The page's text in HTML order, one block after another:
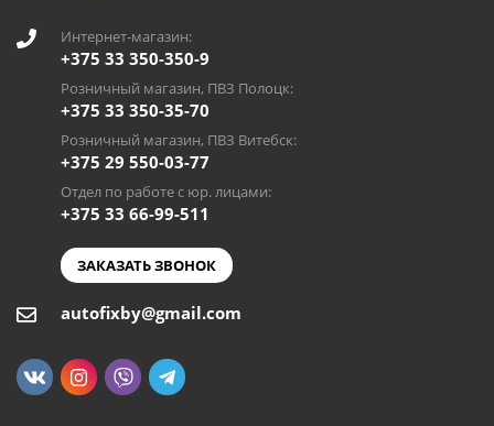
Интернет-магазин:
+375 33 350-350-9
Розничный магазин, ПВЗ Полоцк:
+375 33 350-35-70
Розничный магазин, ПВЗ Витебск:
+375 29 550-03-77
Отдел по работе с юр. лицами:
+375 33 66-99-511
ЗАКАЗАТЬ ЗВОНОК
autofixby@gmail.com